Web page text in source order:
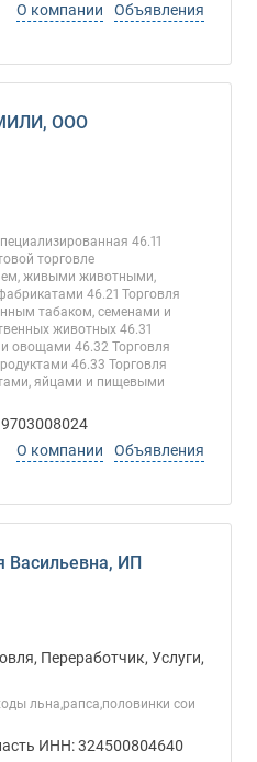
О компании
Объявления
ООО
46.11
торговле
живыми животными,
46.21 Торговля
табаком, семенами и
животных 46.31
овощами 46.32 Торговля
46.33 Торговля
яйцами и пищевыми
О компании
Объявления
Васильевна, ИП
Переработчик, Услуги,
льна,рапса,половинки сои
ИНН: 324500804640